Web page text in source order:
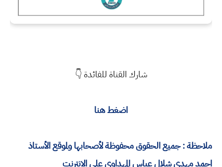
شارك القناة للفائدة 👇
اضغط هنا
ملاحظة : جميع الحقوق محفوظة لأصحابها ولموقع الأستاذ
احمد مهدي شلال عباس المهداوي على الانترنت